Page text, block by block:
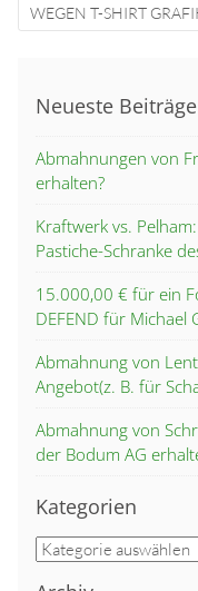
WEGEN T-SHIRT
Neueste Beiträge
Abmahnungen von
erhalten?
Kraftwerk vs.
Pastiche-Schranke
15.000,00 € für ein
DEFEND für Michael
Abmahnung von
Angebot(z. B. für
Abmahnung von
der Bodum AG
Kategorien
Kategorien